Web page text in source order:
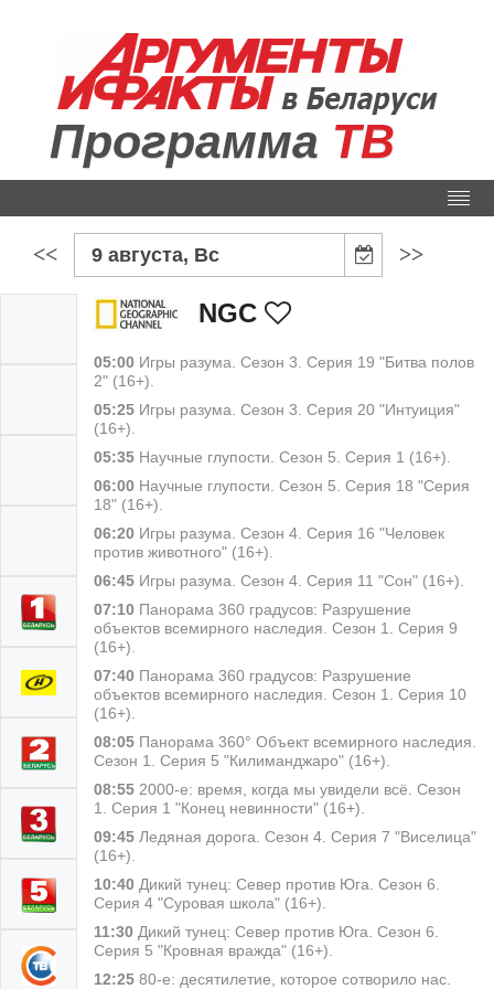
Программа ТВ
<< 9 августа, Вс >>
NGC
05:00 Игры разума. Сезон 3. Серия 19 "Битва полов
2" (16+).
05:25 Игры разума. Сезон 3. Серия 20 "Интуиция"
(16+).
05:35 Научные глупости. Сезон 5. Серия 1 (16+).
06:00 Научные глупости. Сезон 5. Серия 18 "Серия
18" (16+).
06:20 Игры разума. Сезон 4. Серия 16 "Человек
против животного" (16+).
06:45 Игры разума. Сезон 4. Серия 11 "Сон" (16+).
07:10 Панорама 360 градусов: Разрушение
объектов всемирного наследия. Сезон 1. Серия 9
(16+).
07:40 Панорама 360 градусов: Разрушение
объектов всемирного наследия. Сезон 1. Серия 10
(16+).
08:05 Панорама 360° Объект всемирного наследия.
Сезон 1. Серия 5 "Килиманджаро" (16+).
08:55 2000-е: время, когда мы увидели всё. Сезон
1. Серия 1 "Конец невинности" (16+).
09:45 Ледяная дорога. Сезон 4. Серия 7 "Виселица"
(16+).
10:40 Дикий тунец: Север против Юга. Сезон 6.
Серия 4 "Суровая школа" (16+).
11:30 Дикий тунец: Север против Юга. Сезон 6.
Серия 5 "Кровная вражда" (16+).
12:25 80-е: десятилетие, которое сотворило нас.